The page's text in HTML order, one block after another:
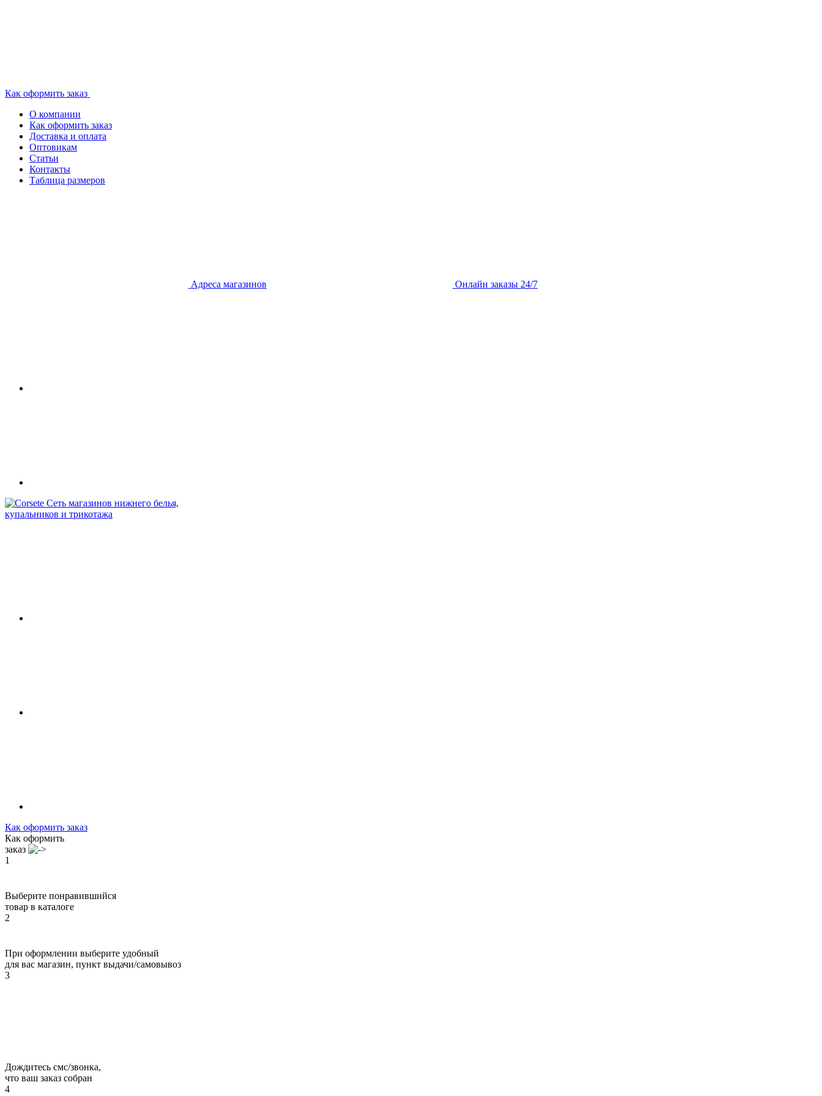
Как оформить заказ
О компании
Как оформить заказ
Доставка и оплата
Оптовикам
Статьи
Контакты
Таблица размеров
Адреса магазинов Онлайн заказы 24/7
Сеть магазинов нижнего белья,
купальников и трикотажа
Как оформить заказ
Как оформить
заказ
1
Выберите понравившийся
товар в каталоге
2
При оформлении выберите удобный
для вас магазин, пункт выдачи/самовывоз
3
Дождитесь смс/звонка,
что ваш заказ собран
4